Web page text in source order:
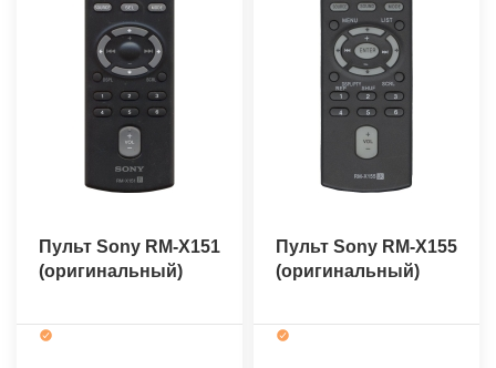
Пульт Sony RM-X151
(оригинальный)
Пульт Sony RM-X155
(оригинальный)